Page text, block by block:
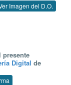
Imagen del D.O.
presente
Digital de